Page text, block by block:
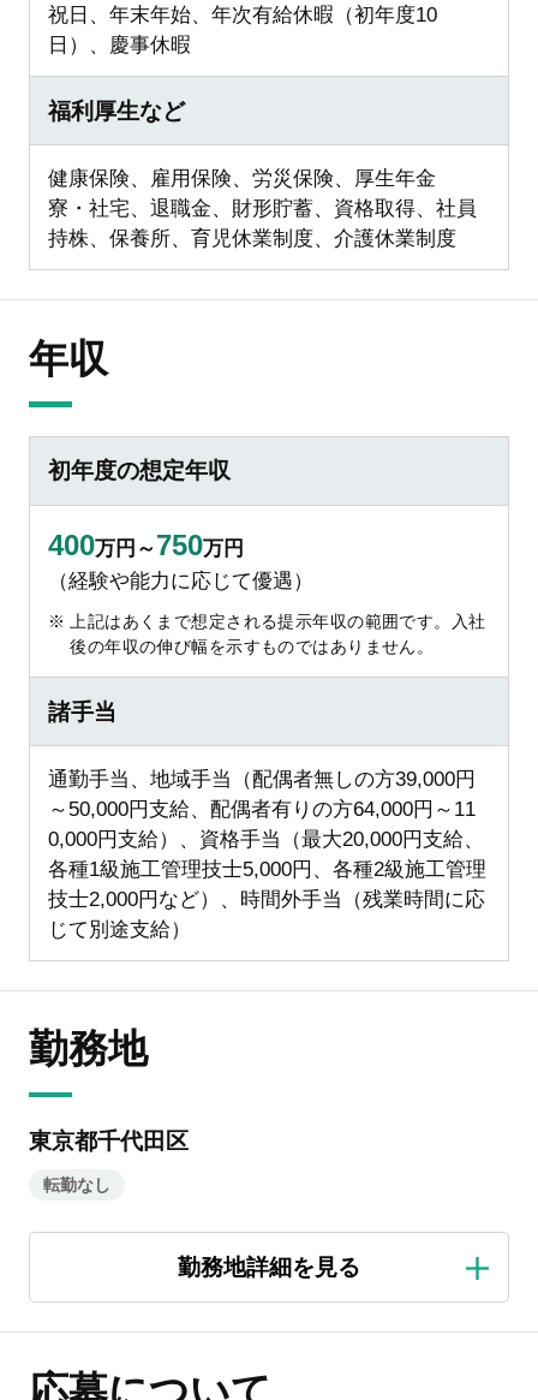
祝日、年末年始、年次有給休暇（初年度10
日）、慶事休暇
福利厚生など
健康保険、雇用保険、労災保険、厚生年金
寮・社宅、退職金、財形貯蓄、資格取得、社員
持株、保養所、育児休業制度、介護休業制度
年収
初年度の想定年収
400万円～ 750万円
（経験や能力に応じて優遇）
上記はあくまで想定される提示年収の範囲です。入社
後の年収の伸び幅を示すものではありません。
諸手当
通勤手当、地域手当（配偶者無しの方39,000円
～50,000円支給、配偶者有りの方64,000円～11
0,000円支給）、資格手当（最大20,000円支給、
各種1級施工管理技士5,000円、各種2級施工管理
技士2,000円など）、時間外手当（残業時間に応
じて別途支給）
勤務地
東京都千代田区
転勤なし